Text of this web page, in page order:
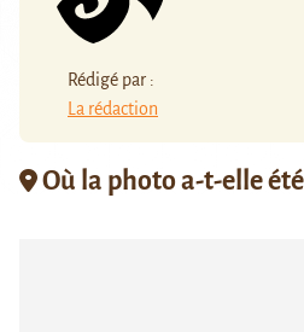
Rédigé par :
La rédaction
Où la photo a-t-elle été